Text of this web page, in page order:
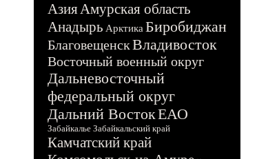
АзияАмурская область
Анадырь Арктика Биробиджан
БлаговещенскВладивосток
Восточный военный округ
Дальневосточный
федеральный округ
Дальний ВостокЕАО
Забайкалье Забайкальский край
Камчатский край